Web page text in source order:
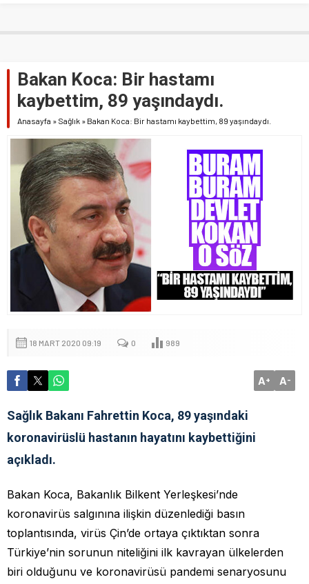
Bakan Koca: Bir hastamı
kaybettim, 89 yaşındaydı.
Anasayfa » Sağlık » Bakan Koca: Bir hastamı kaybettim, 89 yaşındaydı.
18 MART 2020 09:19 0 989
A+ A-
Sağlık Bakanı Fahrettin Koca, 89 yaşındaki
koronavirüslü hastanın hayatını kaybettiğini
açıkladı.
Bakan Koca, Bakanlık Bilkent Yerleşkesi’nde
koronavirüs salgınına ilişkin düzenlediği basın
toplantısında, virüs Çin’de ortaya çıktıktan sonra
Türkiye’nin sorunun niteliğini ilk kavrayan ülkelerden
biri olduğunu ve koronavirüsü pandemi senaryosunu